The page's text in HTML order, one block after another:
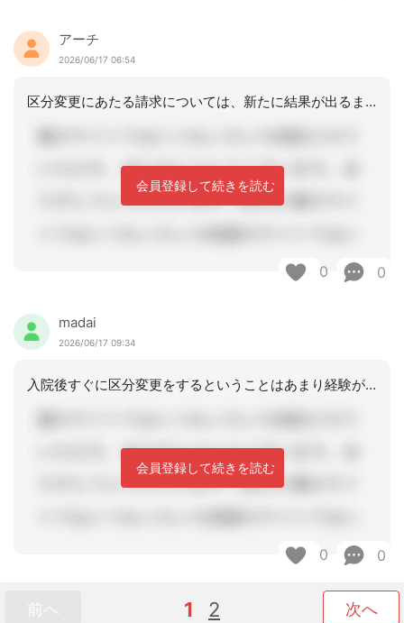
アーチ
2026/06/17 06:54
区分変更にあたる請求については、新たに結果が出るまで請求はできないです
会員登録して続きを読む
0 0
madai
2026/06/17 09:34
入院後すぐに区分変更をするということはあまり経験がないのですが、しばらく状態をみ
会員登録して続きを読む
0 0
前へ 1 2 次へ